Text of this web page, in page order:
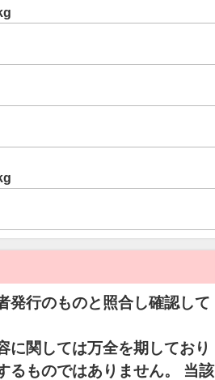
発行のものと照合し確認して
に関しては万全を期しており
るものではありません。 当該